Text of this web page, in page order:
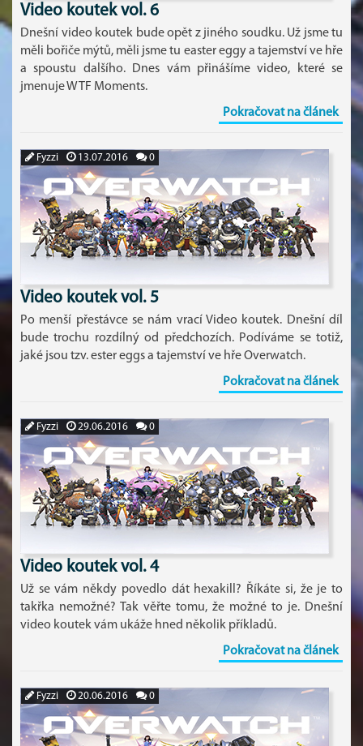
Video koutek vol. 6
Dnešní video koutek bude opět z jiného soudku. Už jsme tu
měli bořiče mýtů, měli jsme tu easter eggy a tajemství ve hře
a spoustu dalšího. Dnes vám přinášíme video, které se
jmenuje WTF Moments.
Pokračovat na článek
Fyzzi 13.07.2016 0
Video koutek vol. 5
Po menší přestávce se nám vrací Video koutek. Dnešní díl
bude trochu rozdílný od předchozích. Podíváme se totiž,
jaké jsou tzv. ester eggs a tajemství ve hře Overwatch.
Pokračovat na článek
Fyzzi 29.06.2016 0
Video koutek vol. 4
Už se vám někdy povedlo dát hexakill? Říkáte si, že je to
takřka nemožné? Tak věřte tomu, že možné to je. Dnešní
video koutek vám ukáže hned několik příkladů.
Pokračovat na článek
Fyzzi 20.06.2016 0